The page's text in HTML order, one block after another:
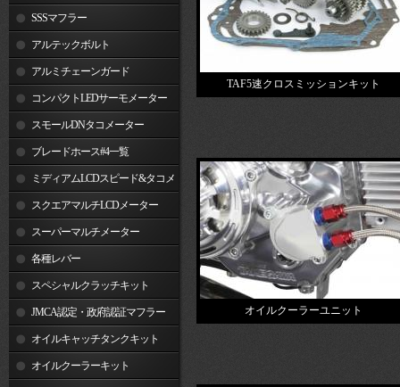
SSSマフラー
アルテックボルト
アルミチェーンガード
コンパクトLEDサーモメーター
スモールDNタコメーター
ブレードホース#4一覧
ミディアムLCDスピード&タコメ
ータースクエアマルチLCDメーター
スーパーマルチメーター
各種レバー
スペシャルクラッチキット
JMCA認定・政府認証マフラー
オイルキャッチタンクキット
オイルクーラーキット
TAF5速クロスミッションキット
オイルクーラーユニット